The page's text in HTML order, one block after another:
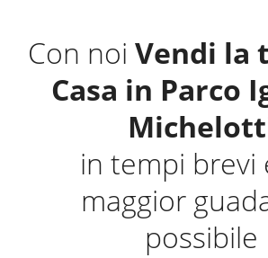
Con noi Vendi la
Casa in Parco
in tempi brevi
maggior
possibile